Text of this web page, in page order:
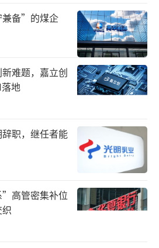
。
，业绩下滑主要是由于公司
受九价宫颈癌疫苗扩龄以
等因素影响，销售收入较
融专家余丰慧表示，如果
疫苗成功上市，它将会给
场带来新的活力，对于万
品表现良好，极有可能成
劲对手。
备”的煤企
难题，嘉立创
地
职，继任者能
高管密集补位